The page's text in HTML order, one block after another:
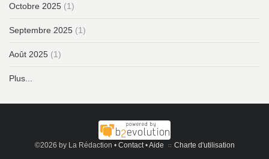
Octobre 2025 (1)
Septembre 2025 (1)
Août 2025 (1)
Plus...
©2026 by La Rédaction • Contact•Aide Charte d'utilisation